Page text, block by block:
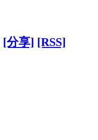
[分享] [RSS]